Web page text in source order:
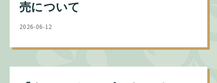
売について
2026-06-12